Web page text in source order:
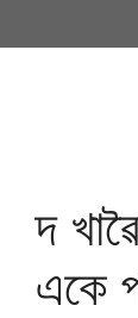
দ
একে